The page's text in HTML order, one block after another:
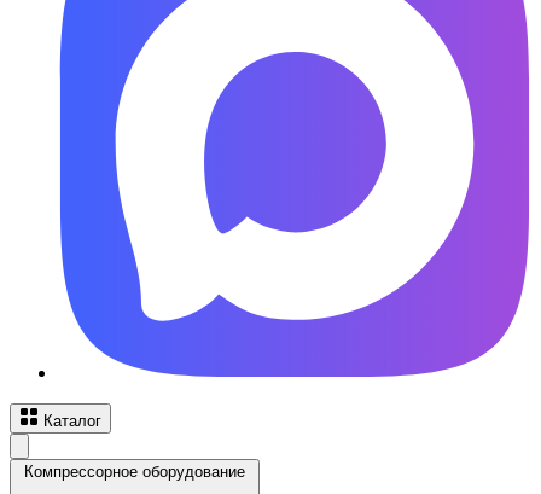
Каталог
Компрессорное оборудование